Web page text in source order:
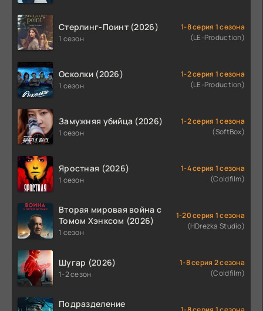
Стерлинг-Поинт (2026)
1 сезон
1-8 серия 1 сезона
(LE-Production)
Осколки (2026)
1 сезон
1-2 серия 1 сезона
(LE-Production)
Замужняя убийца (2026)
1 сезон
1-2 серия 1 сезона
(SoftBox)
Яростная (2026)
1 сезон
1-4 серия 1 сезона
(Coldfilm)
Вторая мировая война с
Томом Хэнксом (2026)
1 сезон
1-20 серия 1 сезона
(HDrezka Studio)
Шугар (2026)
1-2 сезон
1-8 серия 2 сезона
(Coldfilm)
Подразделение